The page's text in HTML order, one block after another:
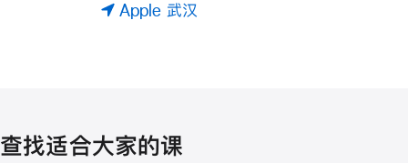
Apple 武汉
查找适合大家的课